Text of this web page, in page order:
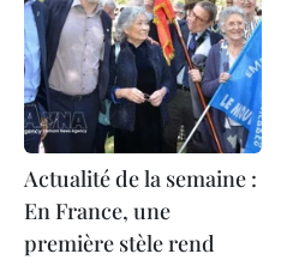
Actualité de la semaine :
En France, une
première stèle rend